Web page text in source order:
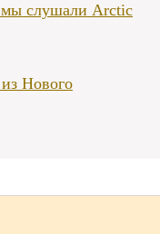
слушали Arctic
Нового